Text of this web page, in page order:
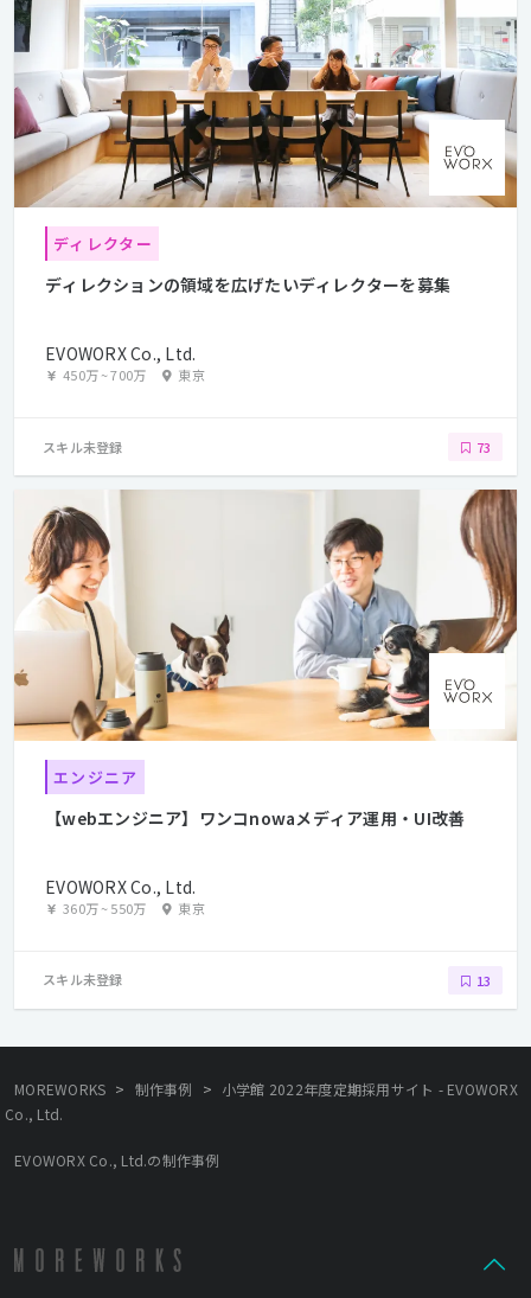
ディレクター
ディレクションの領域を広げたいディレクターを募集
EVOWORX Co., Ltd.
450万~700万 東京
スキル未登録 73
エンジニア
【webエンジニア】ワンコnowaメディア運用・UI改善
EVOWORX Co., Ltd.
360万~550万 東京
スキル未登録 13
MOREWORKS > 制作事例 > 小学館 2022年度定期採用サイト - EVOWORX
Co., Ltd.
EVOWORX Co., Ltd.の制作事例